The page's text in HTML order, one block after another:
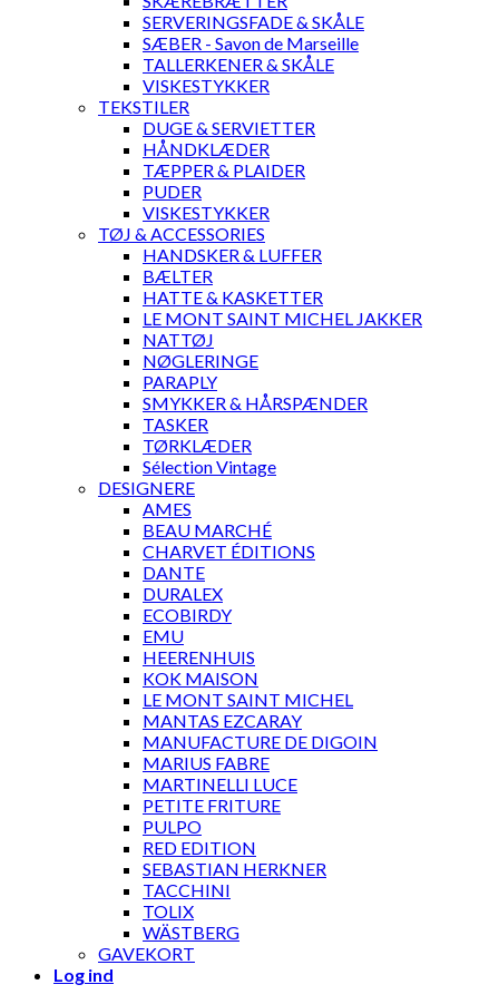
SERVERINGSFADE & SKÅLE
SÆBER - Savon de Marseille
TALLERKENER & SKÅLE
VISKESTYKKER
TEKSTILER
DUGE & SERVIETTER
HÅNDKLÆDER
TÆPPER & PLAIDER
PUDER
VISKESTYKKER
TØJ & ACCESSORIES
HANDSKER & LUFFER
BÆLTER
HATTE & KASKETTER
LE MONT SAINT MICHEL JAKKER
NATTØJ
NØGLERINGE
PARAPLY
SMYKKER & HÅRSPÆNDER
TASKER
TØRKLÆDER
Sélection Vintage
DESIGNERE
AMES
BEAU MARCHÉ
CHARVET ÉDITIONS
DANTE
DURALEX
ECOBIRDY
EMU
HEERENHUIS
KOK MAISON
LE MONT SAINT MICHEL
MANTAS EZCARAY
MANUFACTURE DE DIGOIN
MARIUS FABRE
MARTINELLI LUCE
PETITE FRITURE
PULPO
RED EDITION
SEBASTIAN HERKNER
TACCHINI
TOLIX
WÄSTBERG
GAVEKORT
Log ind